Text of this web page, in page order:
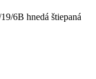
6B hnedá štiepaná